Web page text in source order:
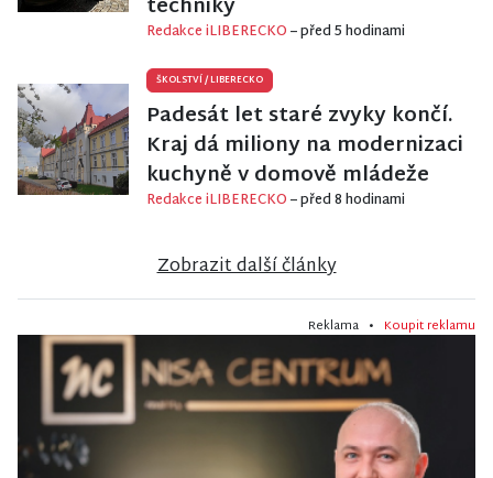
techniky
Redakce iLIBERECKO– před 5 hodinami
ŠKOLSTVÍ /LIBERECKO
Padesát let staré zvyky končí.
Kraj dá miliony na modernizaci
kuchyně v domově mládeže
Redakce iLIBERECKO– před 8 hodinami
Zobrazit další články
Reklama • Koupit reklamu